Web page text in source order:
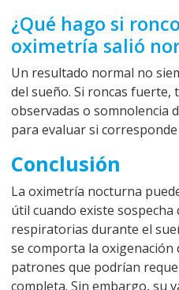
¿Qué hago si
oximetría salió
Un resultado normal no
del sueño. Si roncas
observadas o somnolencia
para evaluar si
Conclusión
La oximetría nocturna
útil cuando existe sospecha
respiratorias durante el
se comporta la
patrones que podrían
completa. Sin embargo, su